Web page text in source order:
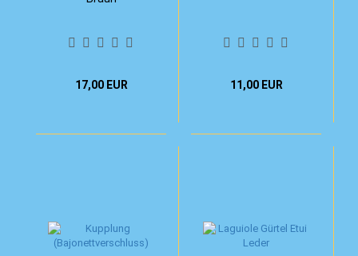
17,00 EUR 11,00 EUR